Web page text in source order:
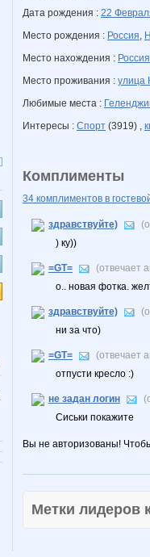
Дата рождения : 22
Место рождения : Россия,
Место нахождения : Россия
Место проживания : улица
Любимые места :
Интересы : Спорт (3919) ,
Комплименты
34 комплиментов в
здравствуйте)
) ку))
=GT=
(отвечает
о.. новая фотка.
здравствуйте)
ни за что)
=GT=
(отвечает
отпусти кресло :)
не задан логин
Сиськи покажите
Вы не авторизованы!
Метки